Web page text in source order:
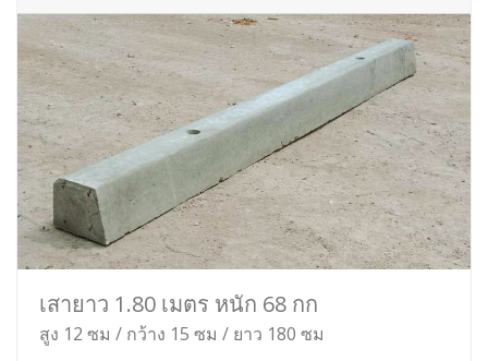
เสายาว 1.80 เมตร หนัก 68 กก
สูง 12 ซม / กว้าง 15 ซม / ยาว 180 ซม